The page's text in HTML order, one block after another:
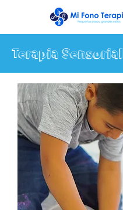
Terapia Sensorial